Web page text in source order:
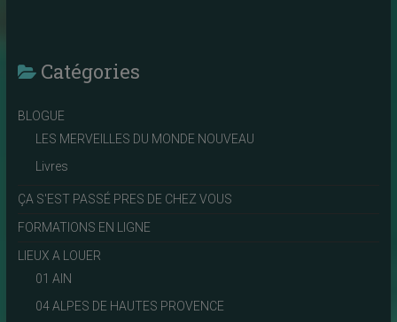
Catégories
BLOGUE
LES MERVEILLES DU MONDE NOUVEAU
Livres
ÇA S'EST PASSÉ PRES DE CHEZ VOUS
FORMATIONS EN LIGNE
LIEUX A LOUER
01 AIN
04 ALPES DE HAUTES PROVENCE